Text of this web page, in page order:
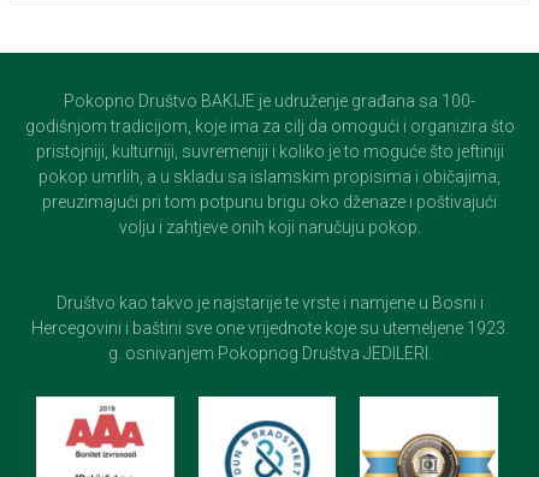
Pokopno Društvo BAKIJE je udruženje građana sa 100-
godišnjom tradicijom, koje ima za cilj da omogući i organizira što
pristojniji, kulturniji, suvremeniji i koliko je to moguće što jeftiniji
pokop umrlih, a u skladu sa islamskim propisima i običajima,
preuzimajući pri tom potpunu brigu oko dženaze i poštivajući
volju i zahtjeve onih koji naručuju pokop.
Društvo kao takvo je najstarije te vrste i namjene u Bosni i
Hercegovini i baštini sve one vrijednote koje su utemeljene 1923.
g. osnivanjem Pokopnog Društva JEDILERI.